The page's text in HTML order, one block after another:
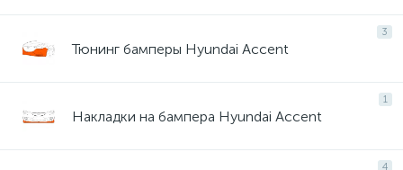
3
Тюнинг бамперы Hyundai Accent
1
Накладки на бампера Hyundai Accent
4